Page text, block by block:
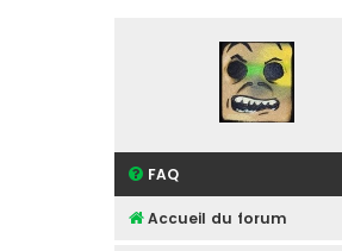
FAQ
Accueil du forum